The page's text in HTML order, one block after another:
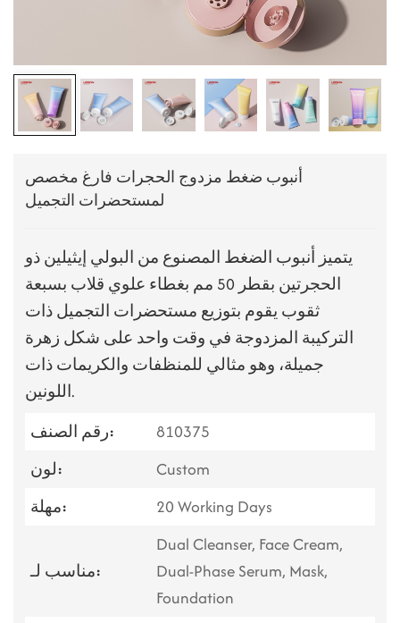
أنبوب ضغط مزدوج الحجرات فارغ مخصص
لمستحضرات التجميل
يتميز أنبوب الضغط المصنوع من البولي إيثيلين ذو
الحجرتين بقطر 50 مم بغطاء علوي قلاب بسبعة
ثقوب يقوم بتوزيع مستحضرات التجميل ذات
التركيبة المزدوجة في وقت واحد على شكل زهرة
جميلة، وهو مثالي للمنظفات والكريمات ذات
اللونين.
رقم الصنف:
810375
لون:
Custom
مهلة:
20 Working Days
مناسب لـ:
Dual Cleanser, Face Cream,
Dual-Phase Serum, Mask,
Foundation